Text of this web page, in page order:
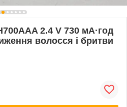
2.4 V 730 мА·год
волосся і бритви